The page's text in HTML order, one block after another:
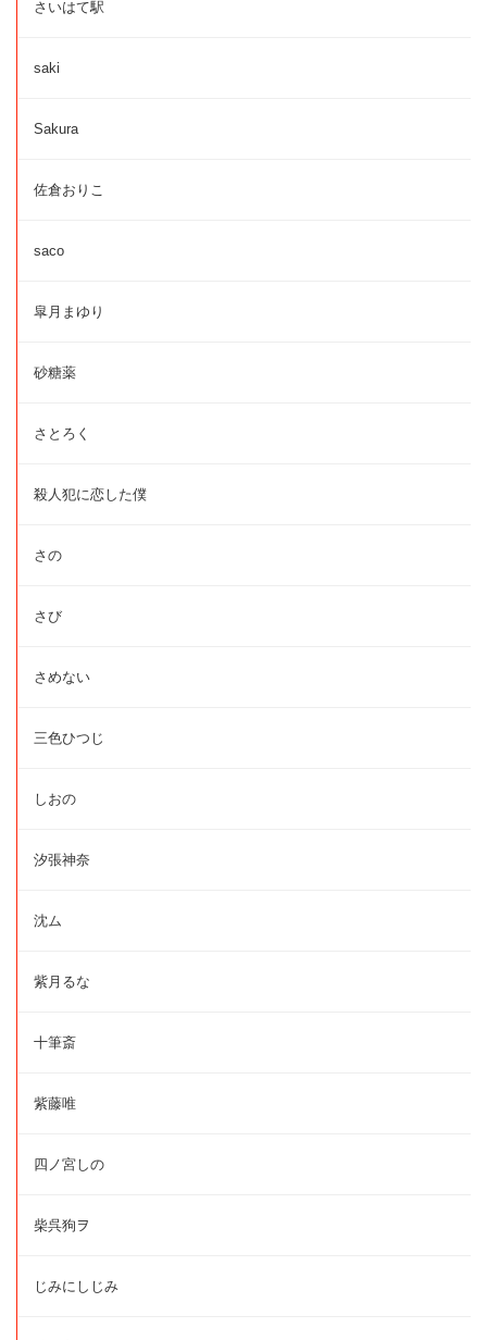
さいはて駅
saki
Sakura
佐倉おりこ
saco
皐月まゆり
砂糖薬
さとろく
殺人犯に恋した僕
さの
さび
さめない
三色ひつじ
しおの
汐張神奈
沈ム
紫月るな
十筆斎
紫藤唯
四ノ宮しの
柴呉狗ヲ
じみにしじみ